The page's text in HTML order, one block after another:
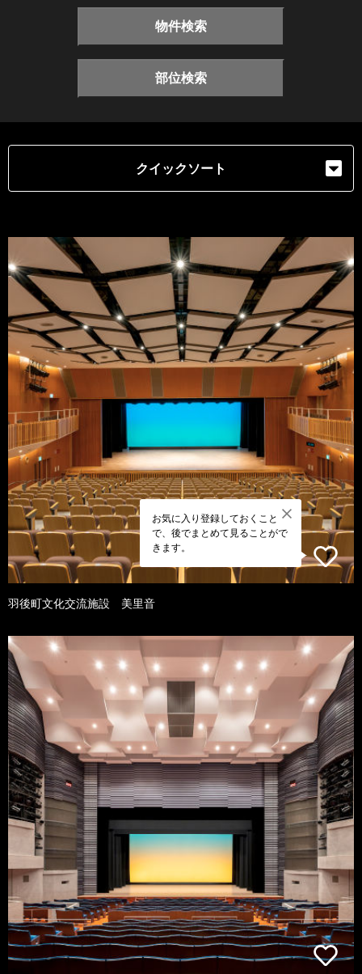
物件検索
部位検索
クイックソート
お気に入り登録しておくこと
で、後でまとめて見ることがで
きます。
羽後町文化交流施設 美里音